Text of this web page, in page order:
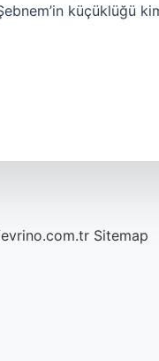
küçüklüğü
Sitemap